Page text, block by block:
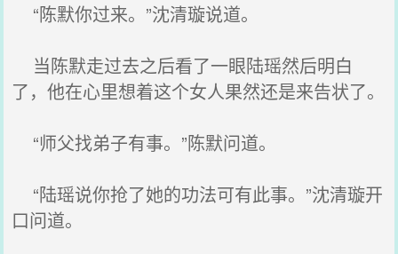
“陈默你过来。”沈清璇说道。
当陈默走过去之后看了一眼陆瑶然后明白
了，他在心里想着这个女人果然还是来告状了。
“师父找弟子有事。”陈默问道。
“陆瑶说你抢了她的功法可有此事。”沈清璇开
口问道。